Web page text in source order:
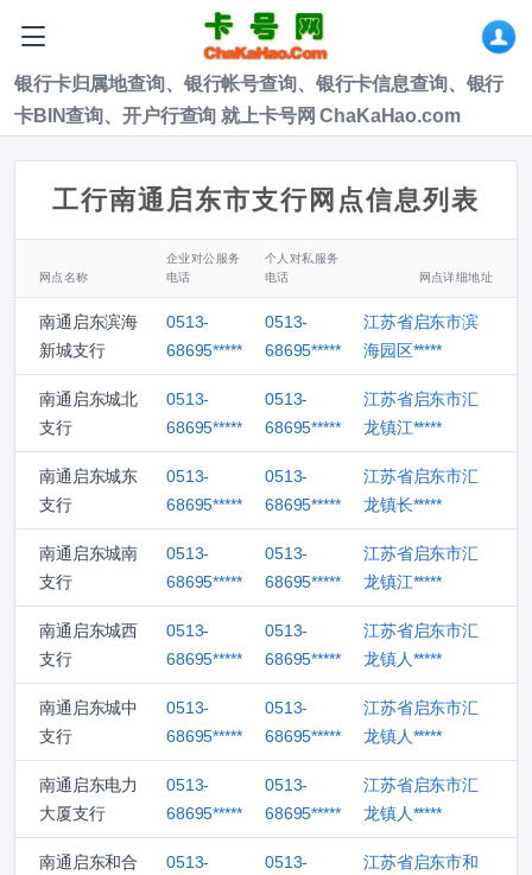
银行卡归属地查询、银行帐号查询、银行卡信息查询、银行
卡BIN查询、开户行查询 就上卡号网 ChaKaHao.com
工行南通启东市支行网点信息列表
网点名称
企业对公服务
电话
个人对私服务
电话
网点详细地址
南通启东滨海
新城支行
0513-
68695*****
0513-
68695*****
江苏省启东市滨
海园区*****
南通启东城北
支行
0513-
68695*****
0513-
68695*****
江苏省启东市汇
龙镇江*****
南通启东城东
支行
0513-
68695*****
0513-
68695*****
江苏省启东市汇
龙镇长*****
南通启东城南
支行
0513-
68695*****
0513-
68695*****
江苏省启东市汇
龙镇江*****
南通启东城西
支行
0513-
68695*****
0513-
68695*****
江苏省启东市汇
龙镇人*****
南通启东城中
支行
0513-
68695*****
0513-
68695*****
江苏省启东市汇
龙镇人*****
南通启东电力
大厦支行
0513-
68695*****
0513-
68695*****
江苏省启东市汇
龙镇人*****
南通启东和合
0513-
0513-
江苏省启东市和